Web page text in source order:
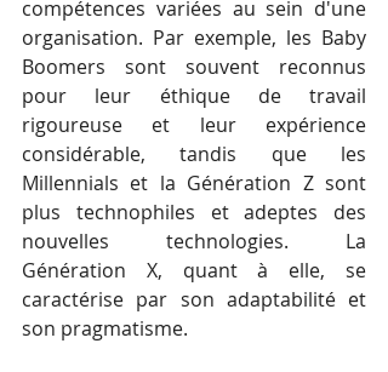
compétences variées au sein d'une
organisation. Par exemple, les Baby
Boomers sont souvent reconnus
pour leur éthique de travail
rigoureuse et leur expérience
considérable, tandis que les
Millennials et la Génération Z sont
plus technophiles et adeptes des
nouvelles technologies. La
Génération X, quant à elle, se
caractérise par son adaptabilité et
son pragmatisme.